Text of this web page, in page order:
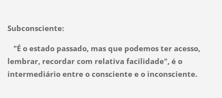
Subconsciente:
"É o estado passado, mas que podemos ter acesso,
lembrar, recordar com relativa facilidade", é o
intermediário entre o consciente e o inconsciente.